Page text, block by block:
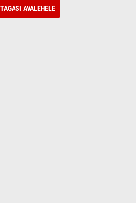
TAGASI AVALEHELE